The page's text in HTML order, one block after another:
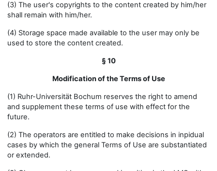
(3) The user's copyrights to the content created by him/her
shall remain with him/her.
(4) Storage space made available to the user may only be
used to store the content created.
§ 10
Modification of the Terms of Use
(1) Ruhr-Universität Bochum reserves the right to amend
and supplement these terms of use with effect for the
future.
(2) The operators are entitled to make decisions in inpidual
cases by which the general Terms of Use are substantiated
or extended.